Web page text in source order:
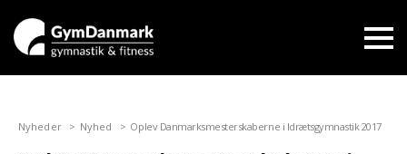
Nyheder Nyhed Oplev Danmarksmesterskaberne i Idrætsgymnastik 2017